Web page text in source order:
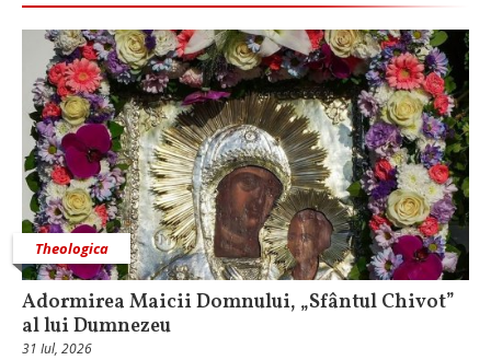
Theologica
Adormirea Maicii Domnului, „Sfântul Chivot”
al lui Dumnezeu
31 Iul, 2026